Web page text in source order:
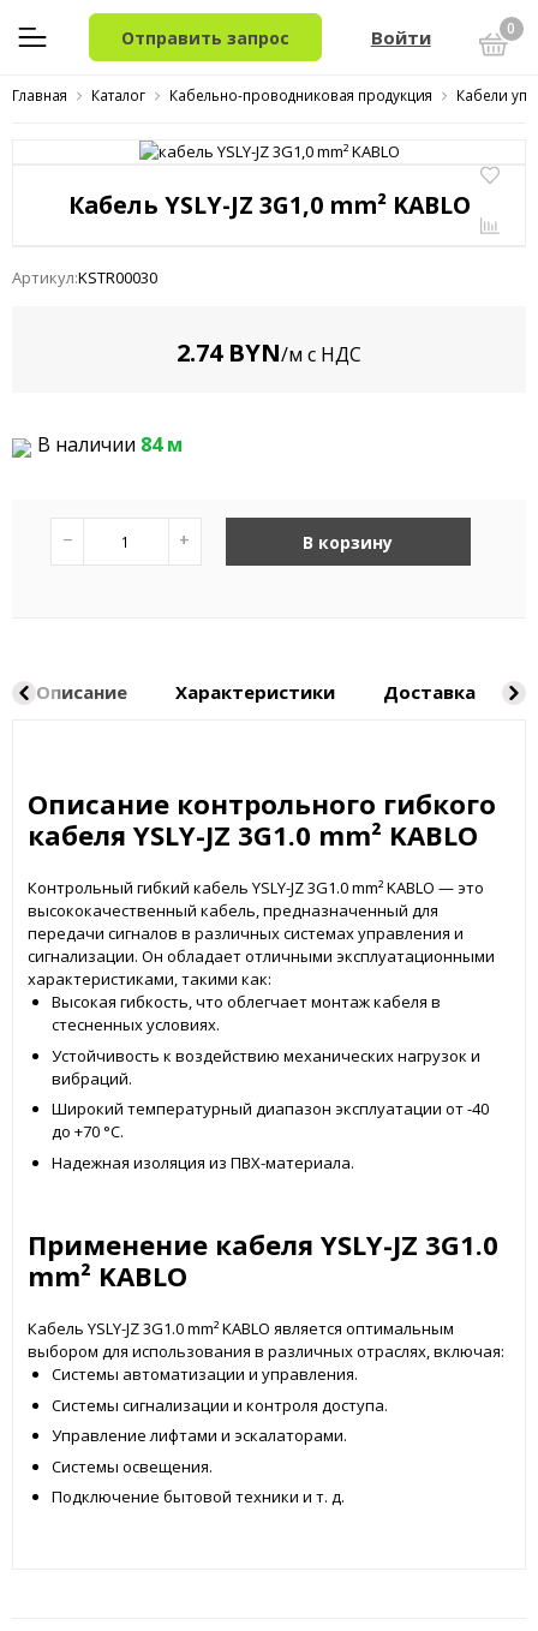
Отправить запрос Войти 0
Главная Каталог Кабельно-проводниковая продукция Кабели
Кабель YSLY-JZ 3G1,0 mm² KABLO
Артикул:KSTR00030
2.74 BYN/м с НДС
В наличии 84 м
− + В корзину
Описание Характеристики Доставка
Описание контрольного гибкого
кабеля YSLY-JZ 3G1.0 mm² KABLO
Контрольный гибкий кабель YSLY-JZ 3G1.0 mm² KABLO — это
высококачественный кабель, предназначенный для
передачи сигналов в различных системах управления и
сигнализации. Он обладает отличными эксплуатационными
характеристиками, такими как:
Высокая гибкость, что облегчает монтаж кабеля в
стесненных условиях.
Устойчивость к воздействию механических нагрузок и
вибраций.
Широкий температурный диапазон эксплуатации от -40
до +70 °C.
Надежная изоляция из ПВХ-материала.
Применение кабеля YSLY-JZ 3G1.0
mm² KABLO
Кабель YSLY-JZ 3G1.0 mm² KABLO является оптимальным
выбором для использования в различных отраслях, включая:
Системы автоматизации и управления.
Системы сигнализации и контроля доступа.
Управление лифтами и эскалаторами.
Системы освещения.
Подключение бытовой техники и т. д.